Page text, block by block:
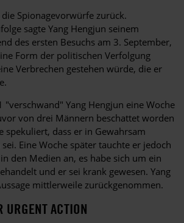
Spionagevorwürfe zurück.
sagte Yang Hengjun seinem
des ersten Besuchs am 3. September,
Form der politischen Verfolgung
Verbrechen gestehen würde, die er
"verschwand" Yang Hengjun eine Woche
von drei Männern beschattet worden
spekuliert, dass er in Gewahrsam
Eine Woche später tauchte er jedoch
den Medien an, es habe sich um ein
und er sei krank gewesen. Yang
mittlerweile zurückgenommen.
URGENT ACTION